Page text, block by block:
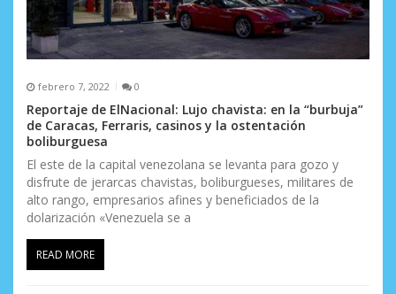
febrero 7, 2022 0
Reportaje de ElNacional: Lujo chavista: en la “burbuja”
de Caracas, Ferraris, casinos y la ostentación
boliburguesa
El este de la capital venezolana se levanta para gozo y
disfrute de jerarcas chavistas, boliburgueses, militares de
alto rango, empresarios afines y beneficiados de la
dolarización «Venezuela se a
READ MORE